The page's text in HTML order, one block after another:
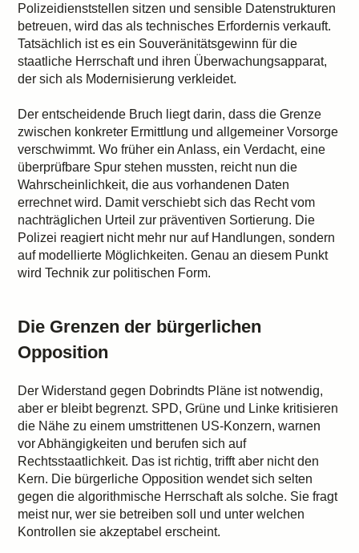
Polizeidienststellen sitzen und sensible Datenstrukturen
betreuen, wird das als technisches Erfordernis verkauft.
Tatsächlich ist es ein Souveränitätsgewinn für die
staatliche Herrschaft und ihren Überwachungsapparat,
der sich als Modernisierung verkleidet.
Der entscheidende Bruch liegt darin, dass die Grenze
zwischen konkreter Ermittlung und allgemeiner Vorsorge
verschwimmt. Wo früher ein Anlass, ein Verdacht, eine
überprüfbare Spur stehen mussten, reicht nun die
Wahrscheinlichkeit, die aus vorhandenen Daten
errechnet wird. Damit verschiebt sich das Recht vom
nachträglichen Urteil zur präventiven Sortierung. Die
Polizei reagiert nicht mehr nur auf Handlungen, sondern
auf modellierte Möglichkeiten. Genau an diesem Punkt
wird Technik zur politischen Form.
Die Grenzen der bürgerlichen
Opposition
Der Widerstand gegen Dobrindts Pläne ist notwendig,
aber er bleibt begrenzt. SPD, Grüne und Linke kritisieren
die Nähe zu einem umstrittenen US-Konzern, warnen
vor Abhängigkeiten und berufen sich auf
Rechtsstaatlichkeit. Das ist richtig, trifft aber nicht den
Kern. Die bürgerliche Opposition wendet sich selten
gegen die algorithmische Herrschaft als solche. Sie fragt
meist nur, wer sie betreiben soll und unter welchen
Kontrollen sie akzeptabel erscheint.